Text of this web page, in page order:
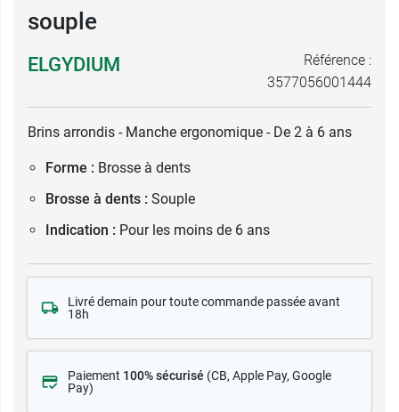
souple
ELGYDIUM
Référence :
3577056001444
Brins arrondis - Manche ergonomique - De 2 à 6 ans
Forme : Brosse à dents
Brosse à dents : Souple
Indication : Pour les moins de 6 ans
Livré demain pour toute commande passée avant
18h
Paiement 100% sécurisé (CB, Apple Pay, Google
Pay)